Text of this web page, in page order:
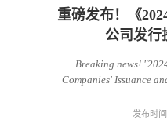
行业研究
重磅发布！《
公司发行
Breaking news!
Companies' Issuance
发布时